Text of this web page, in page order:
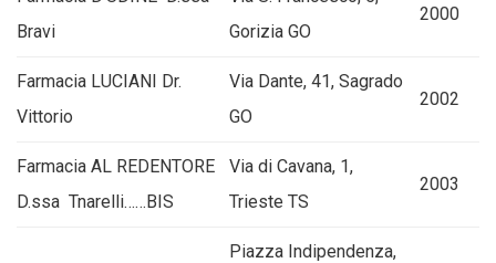
Bravi
Gorizia GO
2000
Farmacia LUCIANI Dr.
Vittorio
Via Dante, 41, Sagrado
GO
2002
Farmacia AL REDENTORE
D.ssa Tnarelli……BIS
Via di Cavana, 1,
Trieste TS
2003
Piazza Indipendenza,